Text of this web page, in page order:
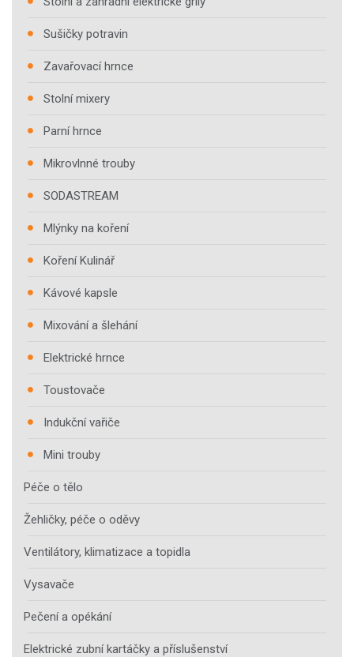
Sušičky potravin
Zavařovací hrnce
Stolní mixery
Parní hrnce
Mikrovlnné trouby
SODASTREAM
Mlýnky na koření
Koření Kulinář
Kávové kapsle
Mixování a šlehání
Elektrické hrnce
Toustovače
Indukční vařiče
Mini trouby
Péče o tělo
Žehličky, péče o oděvy
Ventilátory, klimatizace a topidla
Vysavače
Pečení a opékání
Elektrické zubní kartáčky a příslušenství